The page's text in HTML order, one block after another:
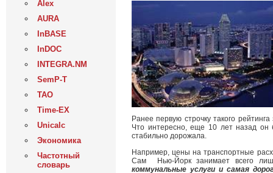
Alex
AURA
InBASE
InDOC
INTEGRA.NM
SemP-T
ТАО
Time-EX
Unicalc
Экономика
Частотный
словарь
Ранее первую строчку такого
Что интересно, еще 10 лет назад он
стабильно дорожала.
Например, цены на транспортные
Сам Нью-Йорк занимает всего
коммунальные услуги и самая